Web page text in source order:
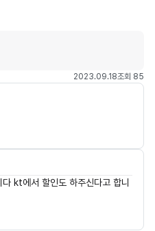
2023.09.18조회 85
kt에서 할인도 하주신다고 합니